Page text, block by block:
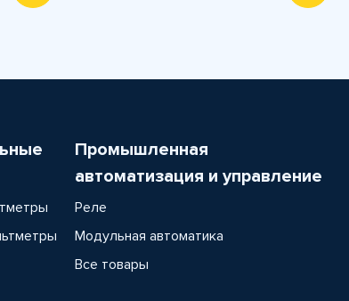
Промышленная
автоматизация и управление
Реле
Модульная автоматика
Все товары